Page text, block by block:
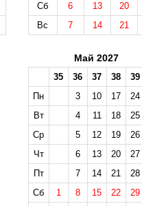
Сб
6 13
20
Вс
7 14 21
Май 2027
35 36 37 38
39
Пн
3 10 17
24
Вт
4 11 18
25
Ср
5 12 19
26
Чт
6 13 20
27
Пт
7 14 21
28
Сб
1 8 15 22
29